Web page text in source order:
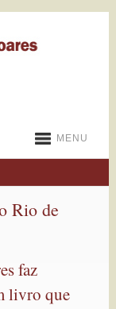
MENU
Rio de
faz
livro que